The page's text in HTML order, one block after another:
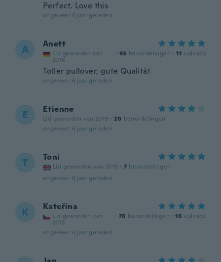
Perfect. Love this
ongeveer 6 jaar geleden
A Anett
Lid geworden van
2016
· 93 beoordelingen · 11 uploads
Toller pullover, gute Qualität
ongeveer 6 jaar geleden
E Etienne
Lid geworden van 2019 · 20 beoordelingen
ongeveer 6 jaar geleden
T Toni
Lid geworden van 2018 · 7 beoordelingen
ongeveer 6 jaar geleden
K Kateřina
Lid geworden van
2015
· 76 beoordelingen · 16 uploads
ongeveer 6 jaar geleden